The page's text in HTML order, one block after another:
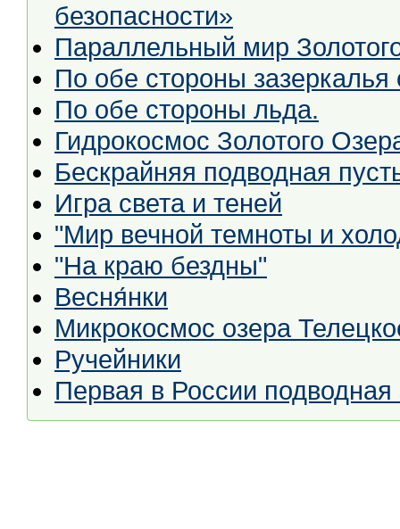
безопасности»
Параллельный мир
По обе стороны зазеркалья
По обе стороны льда.
Гидрокосмос Золотого
Бескрайняя подводная
Игра света и теней
"Мир вечной темноты и
"На краю бездны"
Весня́нки
Микрокосмос озера
Ручейники
Первая в России подводная